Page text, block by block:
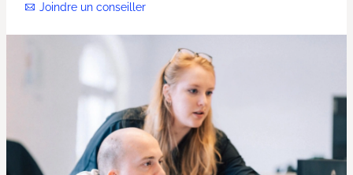
Joindre un conseiller